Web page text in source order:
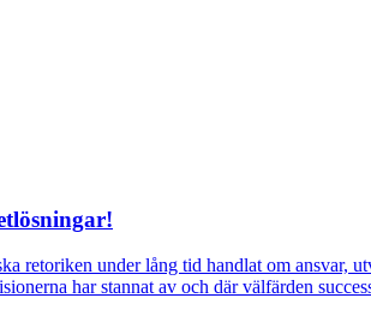
under lång tid handlat om ansvar,
har stannat av och där välfärden